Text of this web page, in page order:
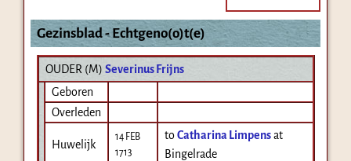
Gezinsblad - Echtgeno(o)t(e)
OUDER (M) Severinus Frijns
Geboren
Overleden
Huwelijk
14 FEB
1713
toCatharina Limpens at
Bingelrade